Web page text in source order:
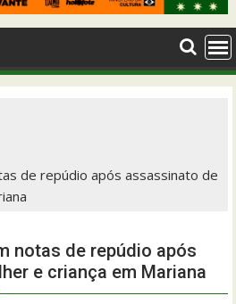
de repúdio após assassinato de
notas de repúdio após
e criança em Mariana